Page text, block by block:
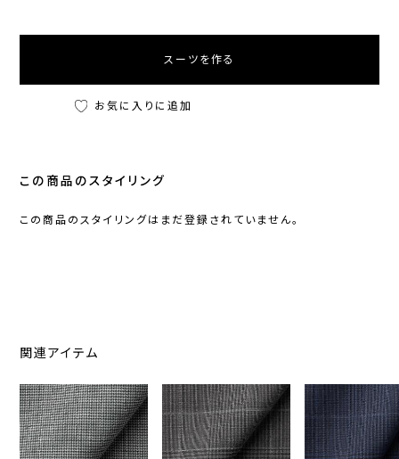
スーツを作る
お気に入りに追加
この商品のスタイリング
この商品のスタイリングはまだ登録されていません。
関連アイテム